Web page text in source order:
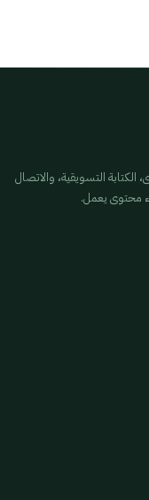
التسويقية، والاتصال
محتوى يعمل.